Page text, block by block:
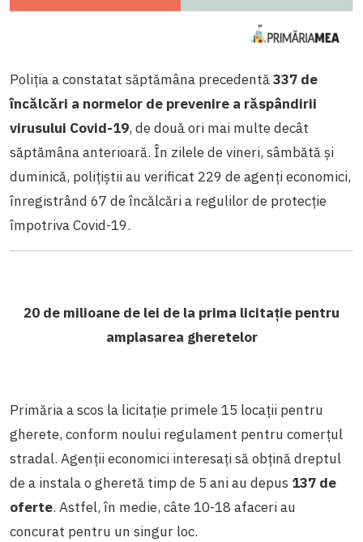
Poliția a constatat săptămâna precedentă337 de
încălcări a normelor de prevenire a răspândirii
virusului Covid-19, de două ori mai multe decât
săptămâna anterioară. În zilele de vineri, sâmbătă și
duminică, polițiștii au verificat 229 de agenți economici,
înregistrând 67 de încălcări a regulilor de protecție
împotriva Covid-19.
20 de milioane de lei de la prima licitație pentru
amplasarea gheretelor
Primăria a scos la licitație primele 15 locații pentru
gherete, conform noului regulament pentru comerțul
stradal. Agenții economici interesați să obțină dreptul
de a instala o gheretă timp de 5 ani au depus 137 de
oferte. Astfel, în medie, câte 10-18 afaceri au
concurat pentru un singur loc.